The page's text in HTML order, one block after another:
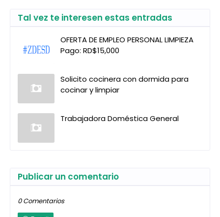
Tal vez te interesen estas entradas
OFERTA DE EMPLEO PERSONAL LIMPIEZA
Pago: RD$15,000
Solicito cocinera con dormida para
cocinar y limpiar
Trabajadora Doméstica General
Publicar un comentario
0 Comentarios